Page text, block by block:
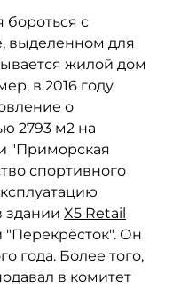
бороться с
выделенном для
жилой дом
в 2016 году
о
2793 м2 на
"Приморская
спортивного
здании X5 Retail
"Перекрёсток". Он
года. Более того,
в комитет